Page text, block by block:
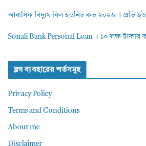
আবাসিক বিদ্যুৎ বিল ইউনিট কত ২০২৬ । প্রতি
Sonali Bank Personal Loan । ১০ লক্ষ টাকার
ব্লগ ব্যবহারের শর্তসমুহ
Privacy Policy
Terms and Conditions
About me
Disclaimer